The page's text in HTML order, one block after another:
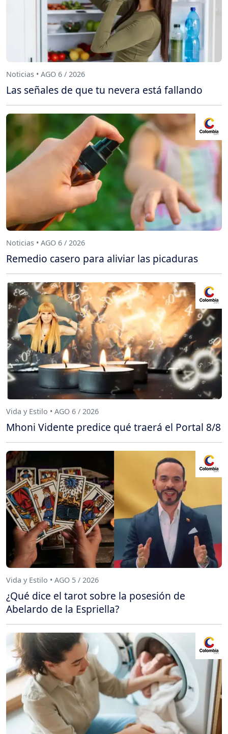
Noticias • AGO 6 / 2026
Las señales de que tu nevera está fallando
Noticias • AGO 6 / 2026
Remedio casero para aliviar las picaduras
Vida y Estilo • AGO 6 / 2026
Mhoni Vidente predice qué traerá el Portal 8/8
Vida y Estilo • AGO 5 / 2026
¿Qué dice el tarot sobre la posesión de
Abelardo de la Espriella?